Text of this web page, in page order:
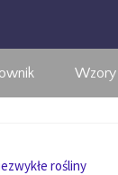
Wzory
rośliny